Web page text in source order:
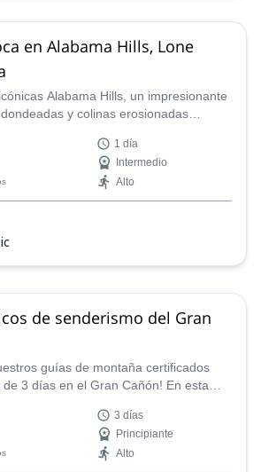
en Alabama Hills, Lone
Alabama Hills, un impresionante
y colinas erosionadas
mientras escalas rodeado de
imponentes en roca granítica de alta
1 día
Intermedio
Alto
de senderismo del Gran
guías de montaña certificados
3 días en el Gran Cañón! En esta
3 días
Principiante
Alto